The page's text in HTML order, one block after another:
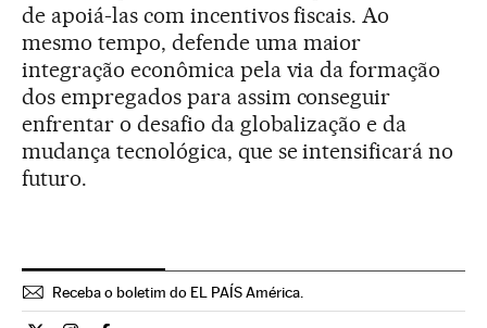
de apoiá-las com incentivos fiscais. Ao
mesmo tempo, defende uma maior
integração econômica pela via da formação
dos empregados para assim conseguir
enfrentar o desafio da globalização e da
mudança tecnológica, que se intensificará no
futuro.
Receba o boletim do EL PAÍS América.